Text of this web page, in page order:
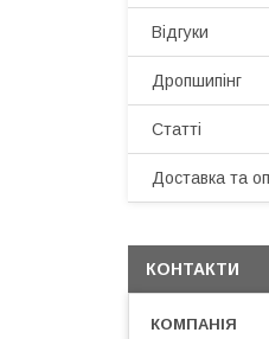
Відгуки
Дропшипінг
Статті
Доставка та
КОНТАКТИ